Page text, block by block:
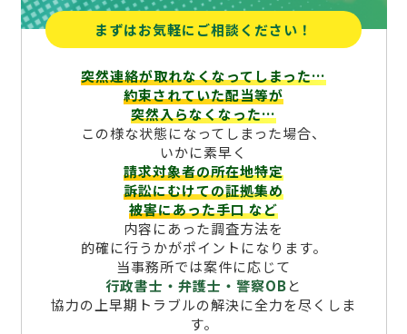
まずはお気軽にご相談ください！
突然連絡が取れなくなってしまった…
約束されていた配当等が
突然入らなくなった…
この様な状態になってしまった場合、
いかに素早く
請求対象者の所在地特定
訴訟にむけての証拠集め
被害にあった手口など
内容にあった調査方法を
的確に行うかがポイントになります。
当事務所では案件に応じて
行政書士・弁護士・警察OBと
協力の上早期トラブルの解決に全力を尽くしま
す。